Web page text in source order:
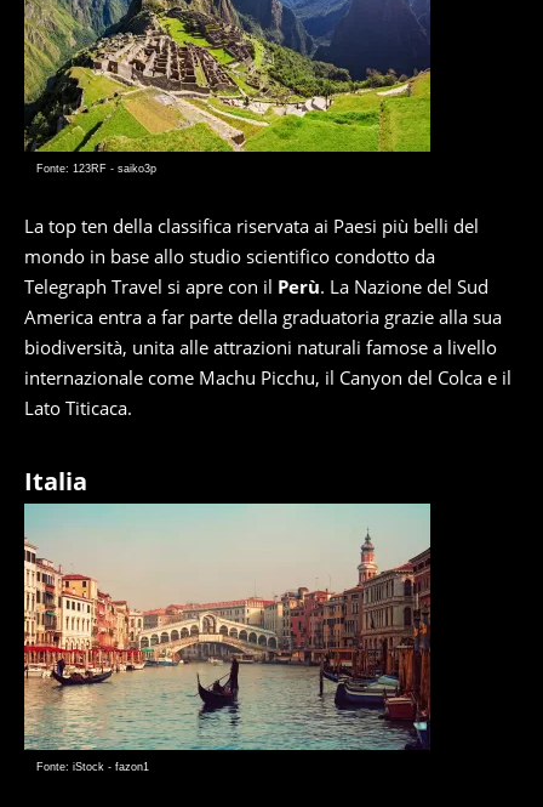
Fonte: 123RF - saiko3p
La top ten della classifica riservata ai Paesi più belli del
mondo in base allo studio scientifico condotto da
Telegraph Travel si apre con il Perù. La Nazione del Sud
America entra a far parte della graduatoria grazie alla sua
biodiversità, unita alle attrazioni naturali famose a livello
internazionale come Machu Picchu, il Canyon del Colca e il
Lato Titicaca.
Italia
Fonte: iStock - fazon1